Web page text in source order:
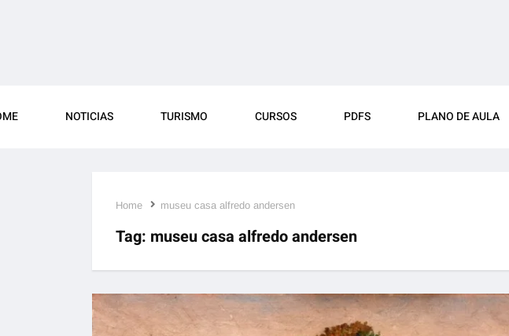
NOTICIAS TURISMO CURSOS PDFS PLANO DE AULA
Home museu casa alfredo andersen
Tag: museu casa alfredo andersen